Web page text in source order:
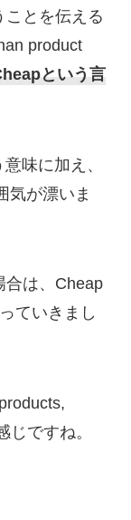
ことを伝える
product
という言
味に加え、
気が漂いま
合は、Cheap
ていきまし
ですね。